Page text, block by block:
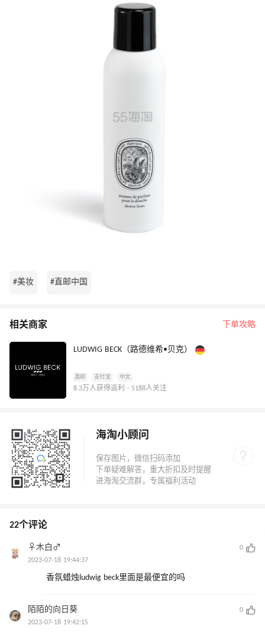
#美妆 #直邮中国
相关商家 下单攻略
LUDWIG BECK（路德维希•贝克）
直邮 支付宝 中文
8.3万人获得返利 · 5188人关注
海淘小顾问
22个评论
♀木白♂
0
2023-07-18 19:44:37
香氛蜡烛ludwig beck里面是最便宜的吗
陌陌的向日葵
0
2023-07-18 19:42:15